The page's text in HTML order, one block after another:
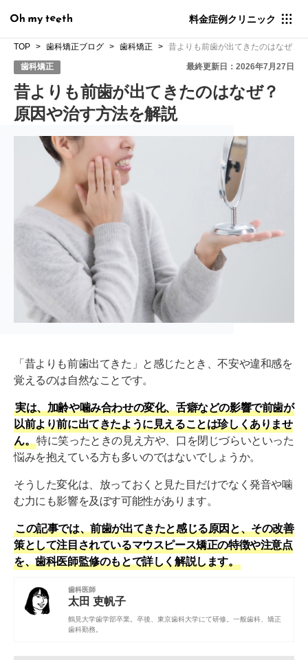
料金症例クリニック
TOP 歯科矯正ブログ 歯科矯正 昔よりも前歯が出てきたのはなぜ？
歯科矯正 最終更新日：2026年7月27日
昔よりも前歯が出てきたのはなぜ？
原因や治す方法を解説
「昔よりも前歯出てきた」と感じたとき、不安や違和感を
覚えるのは自然なことです。
実は、加齢や噛み合わせの変化、舌癖などの影響で前歯が
以前より前に出てきたように見えることは珍しくありませ
ん。
特に笑ったときの見え方や、口を閉じづらいといった
悩みを抱えている方も多いのではないでしょうか。
そうした変化は、放っておくと見た目だけでなく発音や噛
む力にも影響を及ぼす可能性があります。
この記事では、前歯が出てきたと感じる原因と、その改善
策として注目されているマウスピース矯正の特徴や注意点
を、歯科医師監修のもとで詳しく解説します。
歯科医師
太田 吏帆子
鶴見大学歯学部卒業。卒後、 東京歯科大学にて研修。一般歯科、矯正
歯科勤務。